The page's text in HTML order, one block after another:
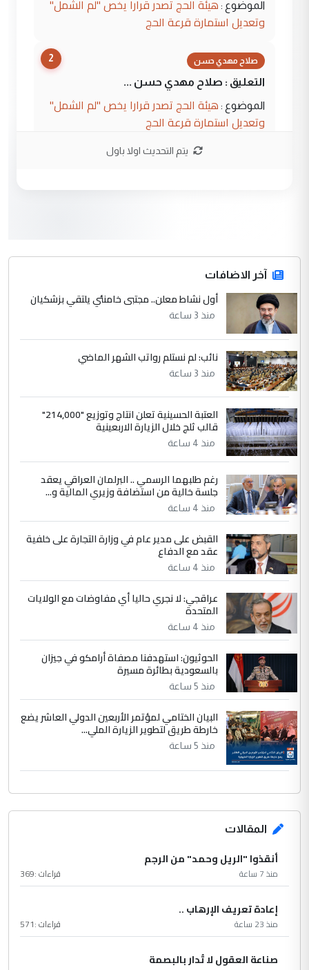
الموضوع : هيئة الحج تصدر قرارا يخص "لم الشمل"
وتعديل استمارة قرعة الحج
2 صلاح مهدي حسن
التعليق : صلاح مهدي حسن ...
الموضوع : هيئة الحج تصدر قرارا يخص "لم الشمل"
وتعديل استمارة قرعة الحج
المشترك لا تستهدف أية دولة ومفتوحة لانضمام
الدول الشقيقة
4 يوسف غزوان عصمت
التعليق : بكالوريوس فيزياء طبية متزوج و
إكمال دراستي داخل ...
الموضوع :
السعودية توافق على الاستمرار في
إعطاء 100 منحة دراسية للطلبة العراقيين في
جامعاتها سنويا
عبد الأمير جاسم هليل
التعليق : نحن اباء الطلاب الأوائل على العراق
نتشرف بلقاء السيد احمد الصافي في العتبات
الحسنية لزرع ...
الموضوع :
مكتب السيد احمد الصافي : لا يوجود
لدينا اي حساب على الفيس بوك وتويتر
يتم التحديث اولا باول
آخر الاضافات
أول نشاط معلن.. مجتبى خامنئي يلتقي بزشكيان
منذ 3 ساعة
نائب: لم نستلم رواتب الشهر الماضي
منذ 3 ساعة
العتبة الحسينية تعلن انتاج وتوزيع "214,000"
قالب ثلج خلال الزيارة الاربعينية
منذ 4 ساعة
رغم طلبهما الرسمي .. البرلمان العراقي يعقد
جلسة خالية من استضافة وزيري المالية و...
منذ 4 ساعة
القبض على مدير عام في وزارة التجارة على خلفية
عقد مع الدفاع
منذ 4 ساعة
عراقجي: لا نجري حاليا أي مفاوضات مع الولايات
المتحدة
منذ 4 ساعة
الحوثيون: استهدفنا مصفاة أرامكو في جيزان
بالسعودية بطائرة مسيرة
منذ 5 ساعة
البيان الختامي لمؤتمر الأربعين الدولي العاشر يضع
خارطة طريق لتطوير الزيارة الملي...
منذ 5 ساعة
المقالات
أنقذوا "الريل وحمد" من الرجم
منذ 7 ساعة قراءات :369
إعادة تعريف الإرهاب ..
منذ 23 ساعة قراءات :571
صناعة العقول لا تُدار بالبصمة